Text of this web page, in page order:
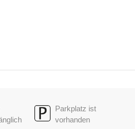
Parkplatz ist
vorhanden